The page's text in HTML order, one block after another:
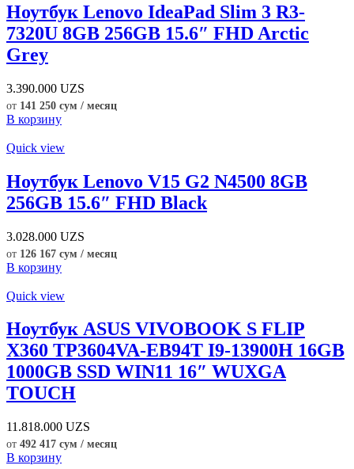
Ноутбук Lenovo IdeaPad Slim 3 R3-
7320U 8GB 256GB 15.6″ FHD Arctic
Grey
3.390.000 UZS
от 141 250 сум / месяц
В корзину
Quick view
Ноутбук Lenovo V15 G2 N4500 8GB
256GB 15.6″ FHD Black
3.028.000 UZS
от 126 167 сум / месяц
В корзину
Quick view
Ноутбук ASUS VIVOBOOK S FLIP
X360 TP3604VA-EB94T I9-13900H 16GB
1000GB SSD WIN11 16″ WUXGA
TOUCH
11.818.000 UZS
от 492 417 сум / месяц
В корзину